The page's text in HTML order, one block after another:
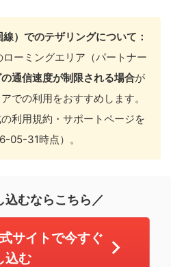
）でのテザリングについて：
ーミングエリア（パートナー
通信速度が制限される場合が
での利用をおすすめします。
利用規約・サポートページを
05-31時点）。
込むならこちら／
サイトで今すぐ
込む